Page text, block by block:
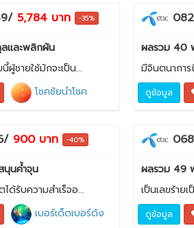
5,784 บาท -35%
และพลิกผัน
ผู้ชายใช้มักจะเป็น...
โชคชัยนำโชค
ผลรวม 40
มีจินตนากา
ดูข้อมูล
900 บาท -40%
นุนค้ำจุน
ด้รับความสำเร็จอ...
เบอร์เด็ดเบอร์ดัง
ผลรวม 49
เป็นเลขร้าย
ดูข้อมูล